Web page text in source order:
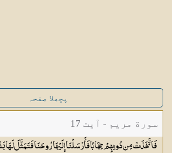
پچھلا صفحہ
سورة مريم - آیت 17
فَاتَّخَذَتْ مِن دُونِهِمْ حِجَابًا فَأَرْسَلْنَا إِلَيْهَا رُوحَنَا فَتَمَثَّلَ لَهَا